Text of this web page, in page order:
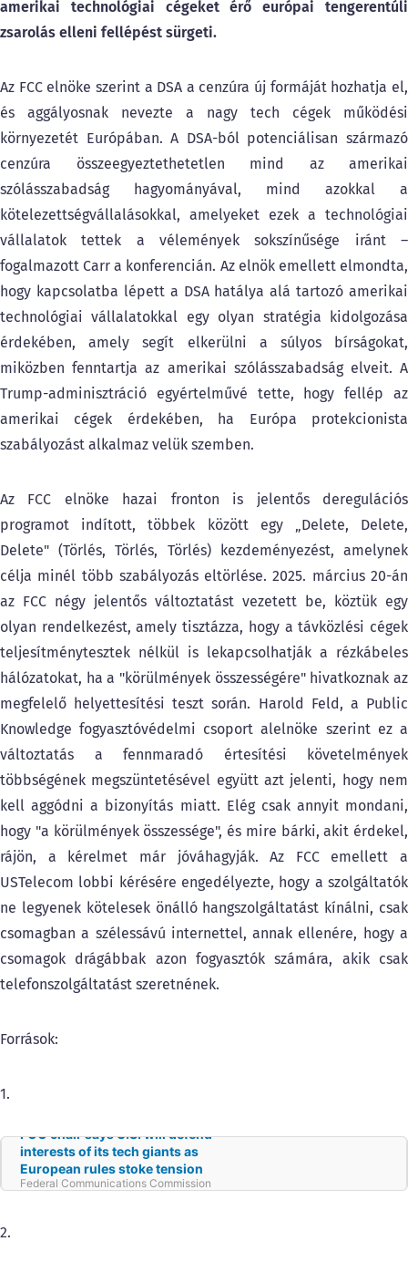
amerikai technológiai cégeket érő európai tengerentúli
zsarolás elleni fellépést sürgeti.
Az FCC elnöke szerint a DSA a cenzúra új formáját hozhatja el,
és aggályosnak nevezte a nagy tech cégek működési
környezetét Európában. A DSA-ból potenciálisan származó
cenzúra összeegyeztethetetlen mind az amerikai
szólásszabadság hagyományával, mind azokkal a
kötelezettségvállalásokkal, amelyeket ezek a technológiai
vállalatok tettek a vélemények sokszínűsége iránt –
fogalmazott Carr a konferencián. Az elnök emellett elmondta,
hogy kapcsolatba lépett a DSA hatálya alá tartozó amerikai
technológiai vállalatokkal egy olyan stratégia kidolgozása
érdekében, amely segít elkerülni a súlyos bírságokat,
miközben fenntartja az amerikai szólásszabadság elveit. A
Trump-adminisztráció egyértelművé tette, hogy fellép az
amerikai cégek érdekében, ha Európa protekcionista
szabályozást alkalmaz velük szemben.
Az FCC elnöke hazai fronton is jelentős deregulációs
programot indított, többek között egy „Delete, Delete,
Delete" (Törlés, Törlés, Törlés) kezdeményezést, amelynek
célja minél több szabályozás eltörlése. 2025. március 20-án
az FCC négy jelentős változtatást vezetett be, köztük egy
olyan rendelkezést, amely tisztázza, hogy a távközlési cégek
teljesítménytesztek nélkül is lekapcsolhatják a rézkábeles
hálózatokat, ha a "körülmények összességére" hivatkoznak az
megfelelő helyettesítési teszt során. Harold Feld, a Public
Knowledge fogyasztóvédelmi csoport alelnöke szerint ez a
változtatás a fennmaradó értesítési követelmények
többségének megszüntetésével együtt azt jelenti, hogy nem
kell aggódni a bizonyítás miatt. Elég csak annyit mondani,
hogy "a körülmények összessége", és mire bárki, akit érdekel,
rájön, a kérelmet már jóváhagyják. Az FCC emellett a
USTelecom lobbi kérésére engedélyezte, hogy a szolgáltatók
ne legyenek kötelesek önálló hangszolgáltatást kínálni, csak
csomagban a szélessávú internettel, annak ellenére, hogy a
csomagok drágábbak azon fogyasztók számára, akik csak
telefonszolgáltatást szeretnének.
Források:
1.
FCC chair says U.S. will defend
interests of its tech giants as
European rules stoke tension
Federal Communications Commission
Chairman Brendan Carr on Monday vowed to
2.